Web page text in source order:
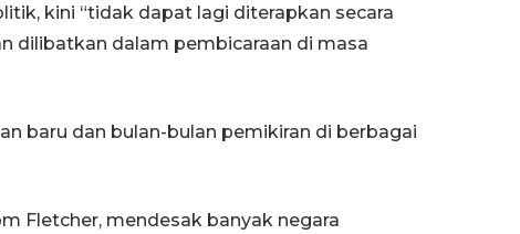
kini “tidak dapat lagi diterapkan secara
dilibatkan dalam pembicaraan di masa
baru dan bulan-bulan pemikiran di berbagai
Fletcher, mendesak banyak negara